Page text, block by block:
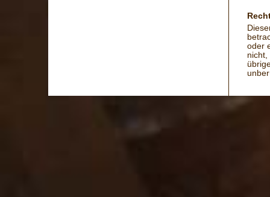
oder
nicht,